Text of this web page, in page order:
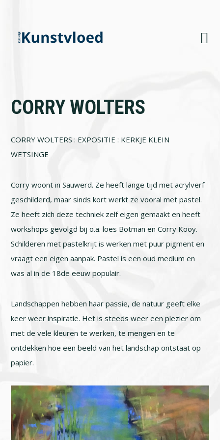
primary
navigation
content
footer
CORRY WOLTERS
CORRY WOLTERS : EXPOSITIE : KERKJE KLEIN
WETSINGE
Corry woont in Sauwerd. Ze heeft lange tijd met acrylverf
geschilderd, maar sinds kort werkt ze vooral met pastel.
Ze heeft zich deze techniek zelf eigen gemaakt en heeft
workshops gevolgd bij o.a. loes Botman en Corry Kooy.
Schilderen met pastelkrijt is werken met puur pigment en
vraagt een eigen aanpak. Pastel is een oud medium en
was al in de 18de eeuw populair.
Landschappen hebben haar passie, de natuur geeft elke
keer weer inspiratie. Het is steeds weer een plezier om
met de vele kleuren te werken, te mengen en te
ontdekken hoe een beeld van het landschap ontstaat op
papier.